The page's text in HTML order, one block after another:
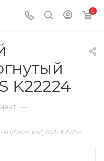
0
K22224
—
(22х24 мм) AVS K22224